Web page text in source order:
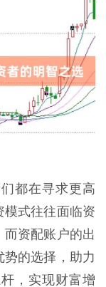
都在寻求更高
式往往面临资
资配账户的出
的选择，助力
，实现财富增